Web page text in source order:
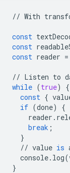
// With
const
const
const reader =
// Listen to
while (true)
{
const {
if (done)
{
reader .
break ;
}
// value is
console. log(
}